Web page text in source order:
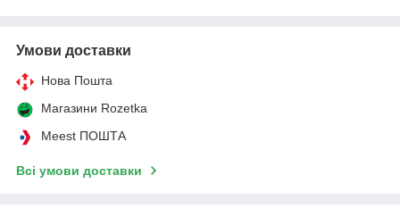
Умови доставки
Нова Пошта
Магазини Rozetka
Meest ПОШТА
Всі умови доставки